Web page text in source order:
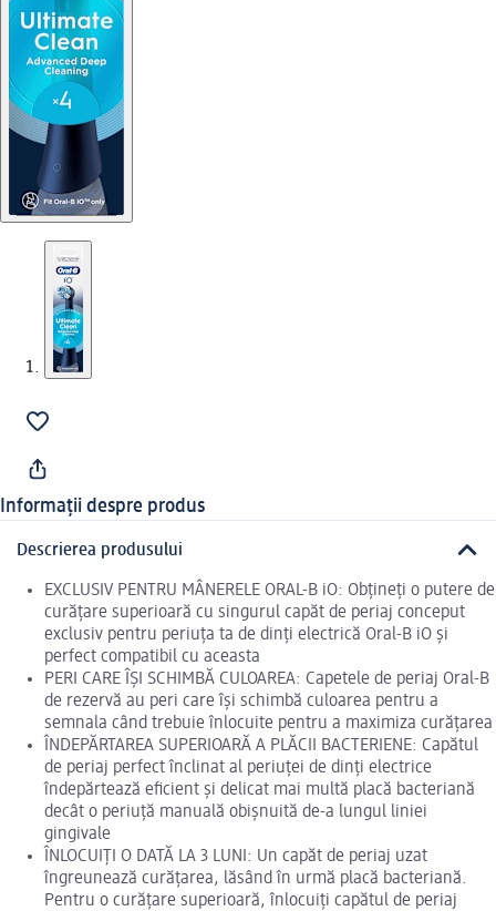
Informații despre produs
Descrierea produsului
EXCLUSIV PENTRU MÂNERELE ORAL-B iO: Obțineți o putere de
curățare superioară cu singurul capăt de periaj conceput
exclusiv pentru periuța ta de dinți electrică Oral-B iO și
perfect compatibil cu aceasta
PERI CARE ÎȘI SCHIMBĂ CULOAREA: Capetele de periaj Oral-B
de rezervă au peri care își schimbă culoarea pentru a
semnala când trebuie înlocuite pentru a maximiza curățarea
ÎNDEPĂRTAREA SUPERIOARĂ A PLĂCII BACTERIENE: Capătul
de periaj perfect înclinat al periuței de dinți electrice
îndepărtează eficient și delicat mai multă placă bacteriană
decât o periuță manuală obișnuită de-a lungul liniei
gingivale
ÎNLOCUIȚI O DATĂ LA 3 LUNI: Un capăt de periaj uzat
îngreunează curățarea, lăsând în urmă placă bacteriană.
Pentru o curățare superioară, înlocuiți capătul de periaj